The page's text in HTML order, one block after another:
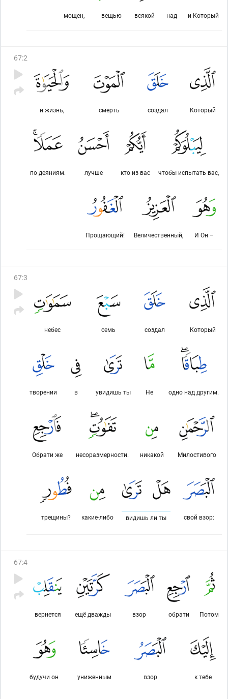
и Который
над
всякой
вещью
мощен,
67:2
Который
создал
смерть
и жизнь,
чтобы испытать вас,
кто из вас
лучше
по деяниям.
И Он –
Величественный,
Прощающий!
67:3
Который
создал
семь
небес
одно над другим.
Не
увидишь ты
в
творении
Милостивого
никакой
несоразмерности.
Обрати же
свой взор:
видишь ли ты
какие-либо
трещины?
67:4
Потом
обрати
взор
ещё дважды
вернется
к тебе
взор
униженным
будучи он